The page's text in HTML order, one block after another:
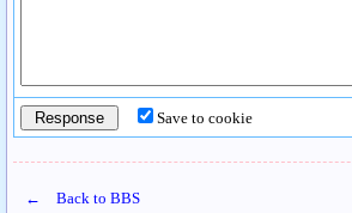
Save to cookie
← Back to BBS